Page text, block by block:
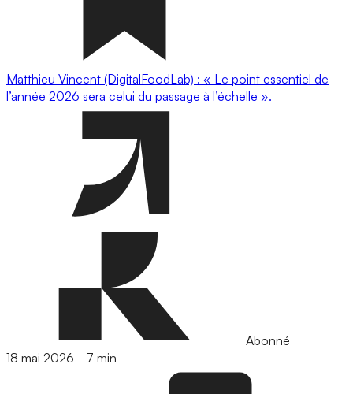
Matthieu Vincent (DigitalFoodLab) : « Le point essentiel de
l’année 2026 sera celui du passage à l’échelle ».
Abonné
18 mai 2026 - 7 min